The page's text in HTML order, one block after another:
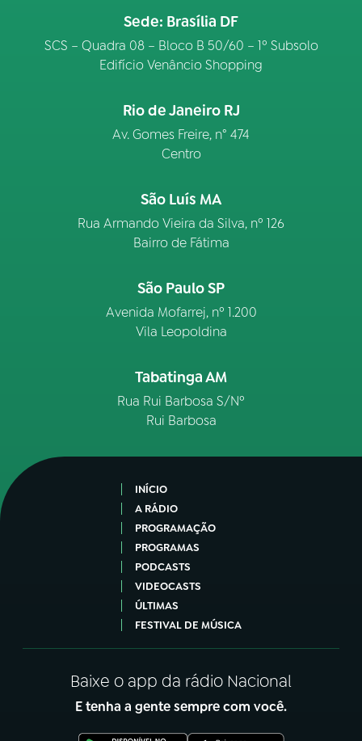
Sede: Brasília DF
SCS – Quadra 08 – Bloco B 50/60 – 1º Subsolo
Edifício Venâncio Shopping
Rio de Janeiro RJ
Av. Gomes Freire, n° 474
Centro
São Luís MA
Rua Armando Vieira da Silva, nº 126
Bairro de Fátima
São Paulo SP
Avenida Mofarrej, nº 1.200
Vila Leopoldina
Tabatinga AM
Rua Rui Barbosa S/Nº
Rui Barbosa
INÍCIO
A RÁDIO
PROGRAMAÇÃO
PROGRAMAS
PODCASTS
VIDEOCASTS
ÚLTIMAS
FESTIVAL DE MÚSICA
Baixe o app da rádio Nacional
E tenha a gente sempre com você.